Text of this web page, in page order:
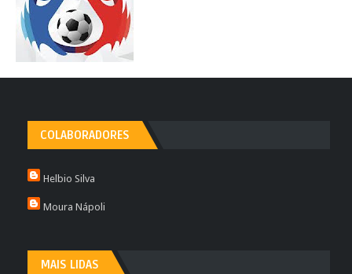
COLABORADORES
Helbio Silva
Moura Nápoli
MAIS LIDAS